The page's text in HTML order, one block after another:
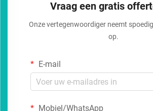
Vraag een gratis
Onze vertegenwoordiger neemt
op.
E-mail
Mobiel/WhatsApp